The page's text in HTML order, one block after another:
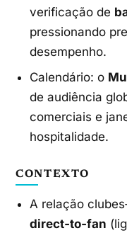
verificação de
pressionando
desempenho.
Calendário: o
de audiência
comerciais e
hospitalidade.
CONTEXTO
A relação
direct‑to‑fan